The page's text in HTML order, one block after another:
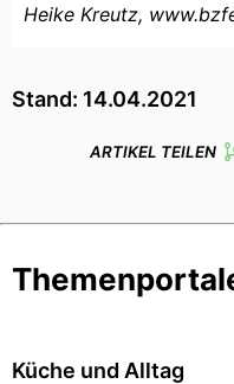
Heike Kreutz,
Stand: 14.04.2021
ARTIKEL TEILEN
Küche und Alltag